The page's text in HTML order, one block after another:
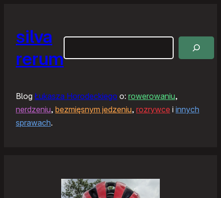
silva
rerum
Blog Łukasza Horodeckiego o: rowerowaniu,
nerdzeniu, bezmięsnym jedzeniu, rozrywce i innych
sprawach.